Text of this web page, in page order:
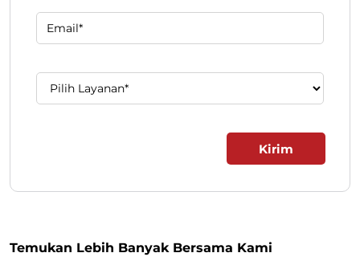
Temukan Lebih Banyak Bersama Kami